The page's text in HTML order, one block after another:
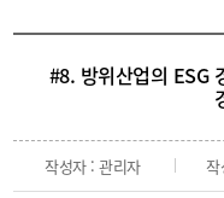
#8. 방위산업의 ESG
작성자 : 관리자